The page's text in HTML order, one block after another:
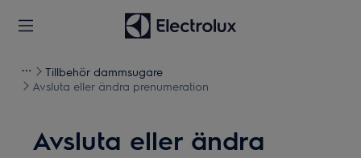
Tillbehör dammsugare
Avsluta eller ändra prenumeration
Avsluta eller ändra